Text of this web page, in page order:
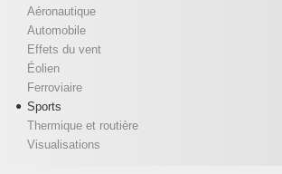
Aéronautique
Automobile
Effets du vent
Éolien
Ferroviaire
Sports
Thermique et routière
Visualisations